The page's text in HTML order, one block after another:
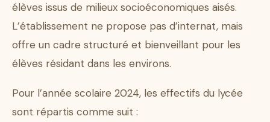
élèves issus de milieux socioéconomiques aisés.
L’établissement ne propose pas d’internat, mais
offre un cadre structuré et bienveillant pour les
élèves résidant dans les environs.
Pour l’année scolaire 2024, les effectifs du lycée
sont répartis comme suit :